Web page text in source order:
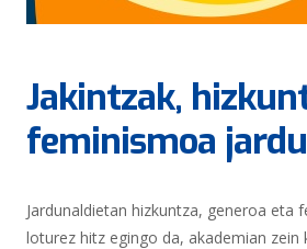
Jakintzak,
feminismoa
Jardunaldietan hizkuntza, generoa eta
loturez hitz egingo da, akademian zein